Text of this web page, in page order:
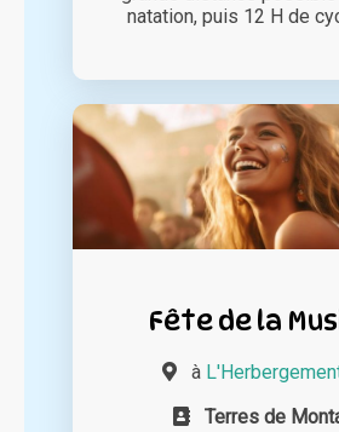
natation, puis 12 H de
Fête de la
à
Terres de